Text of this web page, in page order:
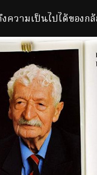
ามเป็นไปได้ของกล้